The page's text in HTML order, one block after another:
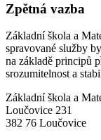
Zpětná vazba
Základní škola a
spravované služby
na základě principů
srozumitelnost a
Základní škola a
Loučovice 231
382 76 Loučovice